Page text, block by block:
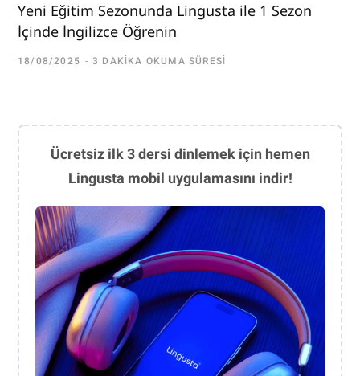
Yeni Eğitim Sezonunda Lingusta ile 1 Sezon
İçinde İngilizce Öğrenin
18/08/2025 3 DAKIKA OKUMA SÜRESI
Ücretsiz ilk 3 dersi dinlemek için hemen
Lingusta mobil uygulamasını indir!